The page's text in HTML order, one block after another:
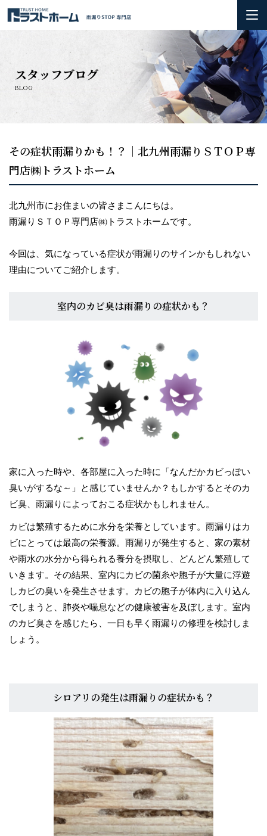
雨漏りの基礎知識
火災保険の活用方法について
お問い合わせ
お知らせ
スタッフブログ
BLOG
その症状雨漏りかも！？｜北九州雨漏りＳＴＯＰ専
門店㈱トラストホーム
北九州市にお住まいの皆さまこんにちは。
雨漏りＳＴＯＰ専門店㈱トラストホームです。
今回は、気になっている症状が雨漏りのサインかもしれない
理由についてご紹介します。
室内のカビ臭は雨漏りの症状かも？
家に入った時や、各部屋に入った時に「なんだかカビっぽい
臭いがするな～」と感じていませんか？もしかするとそのカ
ビ臭、雨漏りによっておこる症状かもしれません。
カビは繁殖するために水分を栄養としています。雨漏りはカ
ビにとっては最高の栄養源。雨漏りが発生すると、家の素材
や雨水の水分から得られる養分を摂取し、どんどん繁殖して
いきます。その結果、室内にカビの菌糸や胞子が大量に浮遊
しカビの臭いを発生させます。カビの胞子が体内に入り込ん
でしまうと、肺炎や喘息などの健康被害を及ぼします。室内
のカビ臭さを感じたら、一日も早く雨漏りの修理を検討しま
しょう。
シロアリの発生は雨漏りの症状かも？